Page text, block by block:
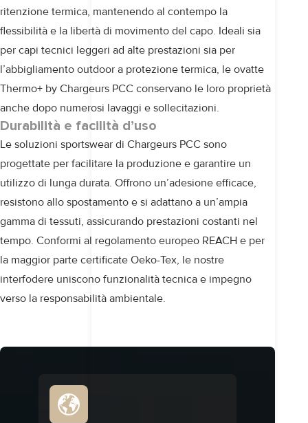
ritenzione termica, mantenendo al contempo la
flessibilità e la libertà di movimento del capo. Ideali sia
per capi tecnici leggeri ad alte prestazioni sia per
l’abbigliamento outdoor a protezione termica, le ovatte
Thermo+ by Chargeurs PCC conservano le loro proprietà
anche dopo numerosi lavaggi e sollecitazioni.
Durabilità e facilità d’uso
Le soluzioni sportswear di Chargeurs PCC sono
progettate per facilitare la produzione e garantire un
utilizzo di lunga durata. Offrono un’adesione efficace,
resistono allo spostamento e si adattano a un’ampia
gamma di tessuti, assicurando prestazioni costanti nel
tempo. Conformi al regolamento europeo REACH e per
la maggior parte certificate Oeko-Tex, le nostre
interfodere uniscono funzionalità tecnica e impegno
verso la responsabilità ambientale.